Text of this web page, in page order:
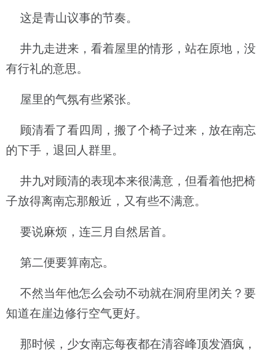
这是青山议事的节奏。
井九走进来，看着屋里的情形，站在原地，没
有行礼的意思。
屋里的气氛有些紧张。
顾清看了看四周，搬了个椅子过来，放在南忘
的下手，退回人群里。
井九对顾清的表现本来很满意，但看着他把椅
子放得离南忘那般近，又有些不满意。
要说麻烦，连三月自然居首。
第二便要算南忘。
不然当年他怎么会动不动就在洞府里闭关？要
知道在崖边修行空气更好。
那时候，少女南忘每夜都在清容峰顶发酒疯，